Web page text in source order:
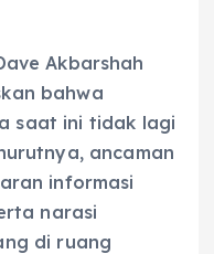
Akbarshah
bahwa
saat ini tidak lagi
ancaman
informasi
narasi
di ruang